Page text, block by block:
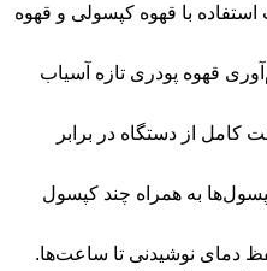
استفاده با قهوه کپسولی و قهوه
قهوه پودری تازه آسیاب
از دستگاه در برابر
به همراه چند کپسول
دمای نوشیدنی تا ساعت‌ها.